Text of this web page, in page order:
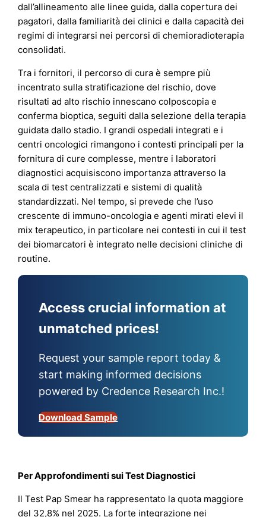
dall’allineamento alle linee guida, dalla copertura dei
pagatori, dalla familiarità dei clinici e dalla capacità dei
regimi di integrarsi nei percorsi di chemioradioterapia
consolidati.
Tra i fornitori, il percorso di cura è sempre più
incentrato sulla stratificazione del rischio, dove
risultati ad alto rischio innescano colposcopia e
conferma bioptica, seguiti dalla selezione della terapia
guidata dallo stadio. I grandi ospedali integrati e i
centri oncologici rimangono i contesti principali per la
fornitura di cure complesse, mentre i laboratori
diagnostici acquisiscono importanza attraverso la
scala di test centralizzati e sistemi di qualità
standardizzati. Nel tempo, si prevede che l’uso
crescente di immuno-oncologia e agenti mirati elevi il
mix terapeutico, in particolare nei contesti in cui il test
dei biomarcatori è integrato nelle decisioni cliniche di
routine.
Access crucial information at
unmatched prices!
Request your sample report today &
start making informed decisions
powered by Credence Research Inc.!
Download Sample
Per Approfondimenti sui Test Diagnostici
Il Test Pap Smear ha rappresentato la quota maggiore
del 32,8% nel 2025. La forte integrazione nei